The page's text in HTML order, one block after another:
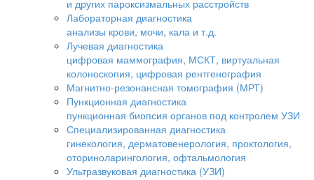
и других пароксизмальных расстройств
Лабораторная диагностика
анализы крови, мочи, кала и т.д.
Лучевая диагностика
цифровая маммография, МСКТ, виртуальная
колоноскопия, цифровая рентгенография
Магнитно-резонансная томография (МРТ)
Пункционная диагностика
пункционная биопсия органов под контролем УЗИ
Специализированная диагностика
гинекология, дерматовенерология, проктология,
оториноларингология, офтальмология
Ультразвуковая диагностика (УЗИ)